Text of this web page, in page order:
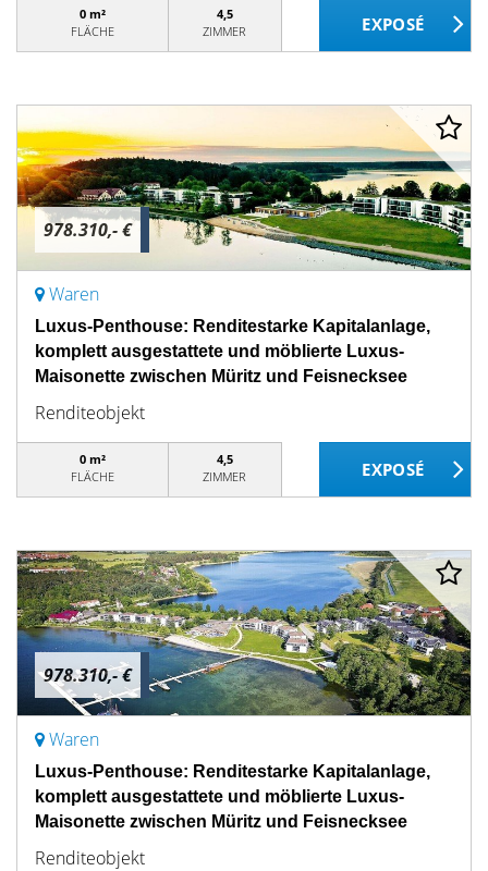
0 m²
FLÄCHE
4,5
ZIMMER
978.310,- €
Waren
Luxus-Penthouse: Renditestarke Kapitalanlage,
komplett ausgestattete und möblierte Luxus-
Maisonette zwischen Müritz und Feisnecksee
Renditeobjekt
0 m²
FLÄCHE
4,5
ZIMMER
978.310,- €
Waren
Luxus-Penthouse: Renditestarke Kapitalanlage,
komplett ausgestattete und möblierte Luxus-
Maisonette zwischen Müritz und Feisnecksee
Renditeobjekt